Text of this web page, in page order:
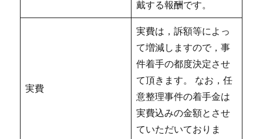
戴する報酬です。
実費
実費は，訴額等によっ
て増減しますので，事
件着手の都度決定させ
て頂きます。 なお，任
意整理事件の着手金は
実費込みの金額とさせ
ていただいておりま